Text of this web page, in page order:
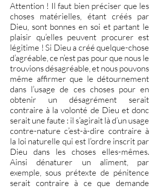
Attention ! Il faut bien préciser que les
choses matérielles, étant créés par
Dieu, sont bonnes en soi et partant le
plaisir qu’elles peuvent procurer est
légitime ! Si Dieu a créé quelque-chose
d’agréable, ce n’est pas pour que nous le
trouvions désagréable, et nous pouvons
même affirmer que le détournement
dans l’usage de ces choses pour en
obtenir un désagrément serait
contraire à la volonté de Dieu et donc
serait une faute : il s’agirait là d’un usage
contre-nature c’est-à-dire contraire à
la loi naturelle qui est l’ordre inscrit par
Dieu dans les choses elles-mêmes.
Ainsi dénaturer un aliment, par
exemple, sous prétexte de pénitence
serait contraire à ce que demande